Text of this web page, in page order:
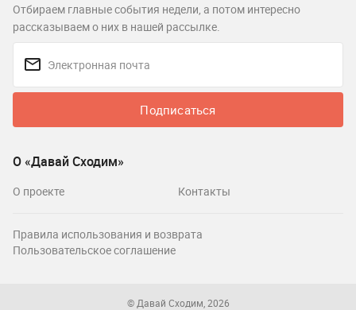
Отбираем главные события недели, а потом интересно
рассказываем о них в нашей рассылке.
Подписаться
О «Давай Сходим»
О проекте Контакты
Правила использования и возврата
Пользовательское соглашение
© Давай Сходим, 2026